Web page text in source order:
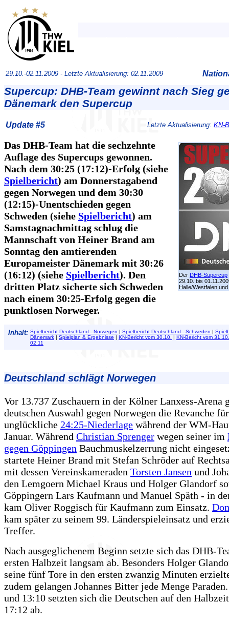
29.10.-02.11.2009 - Letzte Aktualisierung: 02.11.2009
Supercup: DHB-Team gewinnt nach Sieg
Dänemark den Supercup
Update #5 Letzte Aktualisierung: KN-
Der DHB-Supercup
29.10. bis
Halle/Westfalen
Das DHB-Team hat die sechzehnte
Auflage des Supercups gewonnen.
Nach dem 30:25 (17:12)-Erfolg (siehe
Spielbericht) am Donnerstagabend
gegen Norwegen und dem 30:30
(12:15)-Unentschieden gegen
Schweden (siehe Spielbericht) am
Samstagnachmittag schlug die
Mannschaft von Heiner Brand am
Sonntag den amtierenden
Europameister Dänemark mit 30:26
(16:12) (siehe Spielbericht). Den
dritten Platz sicherte sich Schweden
nach einem 30:25-Erfolg gegen die
punktlosen Norweger.
Inhalt: Spielbericht Deutschland - Norwegen | Spielbericht Deutschland - Schweden |
Dänemark | Spielplan & Ergebnisse | KN-Bericht vom 30.10. | KN-Bericht vom 31.10.
02.11
Deutschland schlägt Norwegen
Vor 13.737 Zuschauern in der Kölner Lanxess-Arena
deutschen Auswahl gegen Norwegen die Revanche
unglückliche 24:25-Niederlage während der WM-
Januar. Während Christian Sprenger wegen seiner im
gegen Göppingen Bauchmuskelzerrung nicht
startete Heiner Brand mit Stefan Schröder auf
mit dessen Vereinskameraden Torsten Jansen und
den Lemgoern Michael Kraus und Holger Glandorf
Göppingern Lars Kaufmann und Manuel Späth - in
kam Oliver Roggisch für Kaufmann zum Einsatz.
kam später zu seinem 99. Länderspieleinsatz und
Treffer.
Nach ausgeglichenem Beginn setzte sich das DHB-
ersten Halbzeit langsam ab. Besonders Holger
seine fünf Tore in den ersten zwanzig Minuten
zudem gelangen Johannes Bitter jede Menge
und 13:10 setzten sich die Deutschen auf den
17:12 ab.